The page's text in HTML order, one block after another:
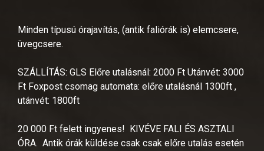
Minden típusú órajavítás, (antik faliórák is) elemcsere,
üvegcsere.
SZÁLLÍTÁS: GLS Előre utalásnál: 2000 Ft Utánvét: 3000
Ft Foxpost csomag automata: előre utalásnál 1300ft ,
utánvét: 1800ft
20 000 Ft felett ingyenes! KIVÉVE FALI ÉS ASZTALI
ÓRA. Antik órák küldése csak csak előre utalás esetén